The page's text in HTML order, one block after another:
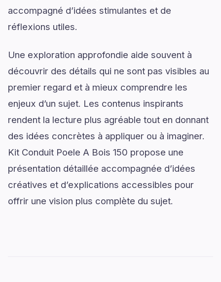
accompagné d’idées stimulantes et de
réflexions utiles.
Une exploration approfondie aide souvent à
découvrir des détails qui ne sont pas visibles au
premier regard et à mieux comprendre les
enjeux d’un sujet. Les contenus inspirants
rendent la lecture plus agréable tout en donnant
des idées concrètes à appliquer ou à imaginer.
Kit Conduit Poele A Bois 150 propose une
présentation détaillée accompagnée d’idées
créatives et d’explications accessibles pour
offrir une vision plus complète du sujet.